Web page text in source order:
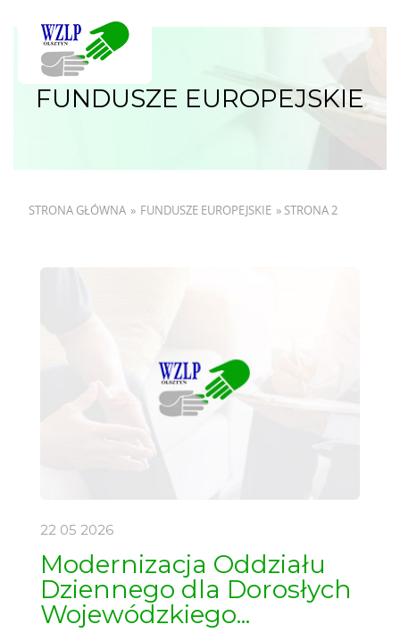
FUNDUSZE EUROPEJSKIE
STRONA GŁÓWNA » FUNDUSZE EUROPEJSKIE » STRONA 2
22 05 2026
Modernizacja Oddziału
Dziennego dla Dorosłych
Wojewódzkiego...